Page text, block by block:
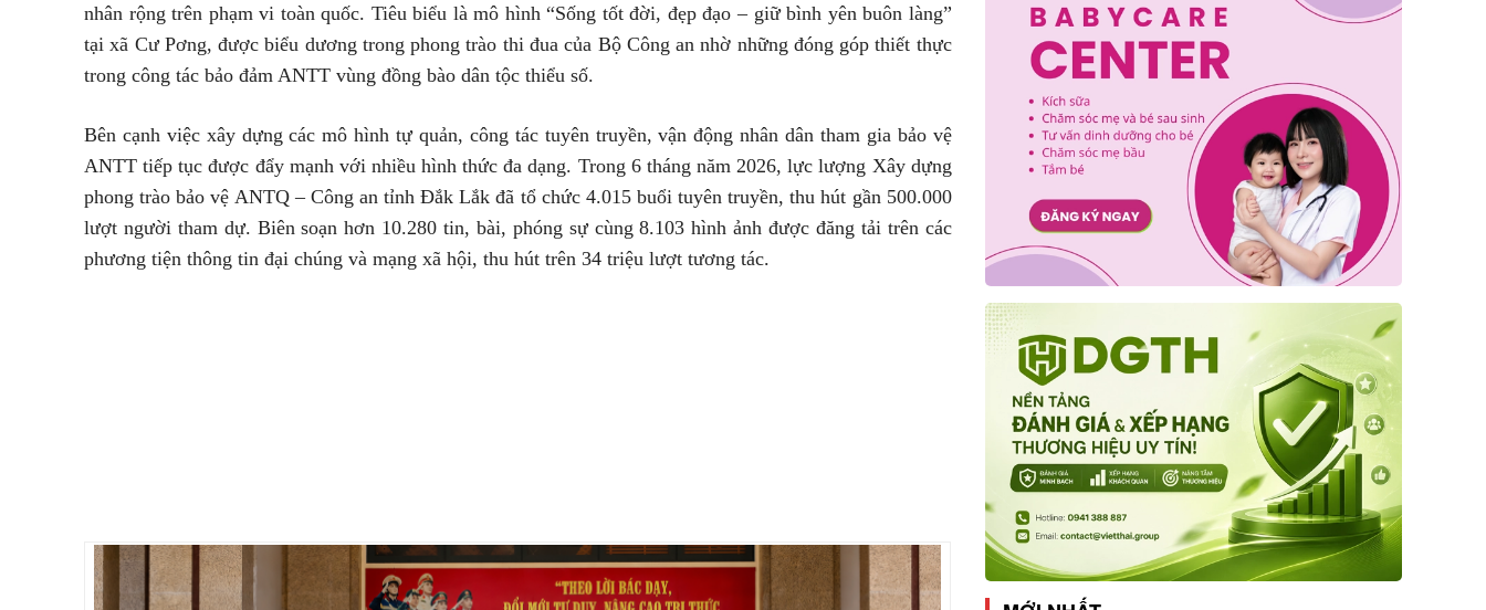
nhân rộng trên phạm vi toàn quốc. Tiêu biểu là mô hình “Sống tốt đời, đẹp đạo – giữ bình yên buôn làng”
tại xã Cư Pơng, được biểu dương trong phong trào thi đua của Bộ Công an nhờ những đóng góp thiết thực
trong công tác bảo đảm ANTT vùng đồng bào dân tộc thiểu số.
Bên cạnh việc xây dựng các mô hình tự quản, công tác tuyên truyền, vận động nhân dân tham gia bảo vệ
ANTT tiếp tục được đẩy mạnh với nhiều hình thức đa dạng. Trong 6 tháng năm 2026, lực lượng Xây dựng
phong trào bảo vệ ANTQ – Công an tỉnh Đắk Lắk đã tổ chức 4.015 buổi tuyên truyền, thu hút gần 500.000
lượt người tham dự. Biên soạn hơn 10.280 tin, bài, phóng sự cùng 8.103 hình ảnh được đăng tải trên các
phương tiện thông tin đại chúng và mạng xã hội, thu hút trên 34 triệu lượt tương tác.